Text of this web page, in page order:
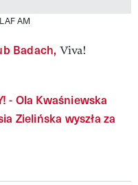
AM
Badach, Viva!
- Ola Kwaśniewska
Zielińska wyszła za